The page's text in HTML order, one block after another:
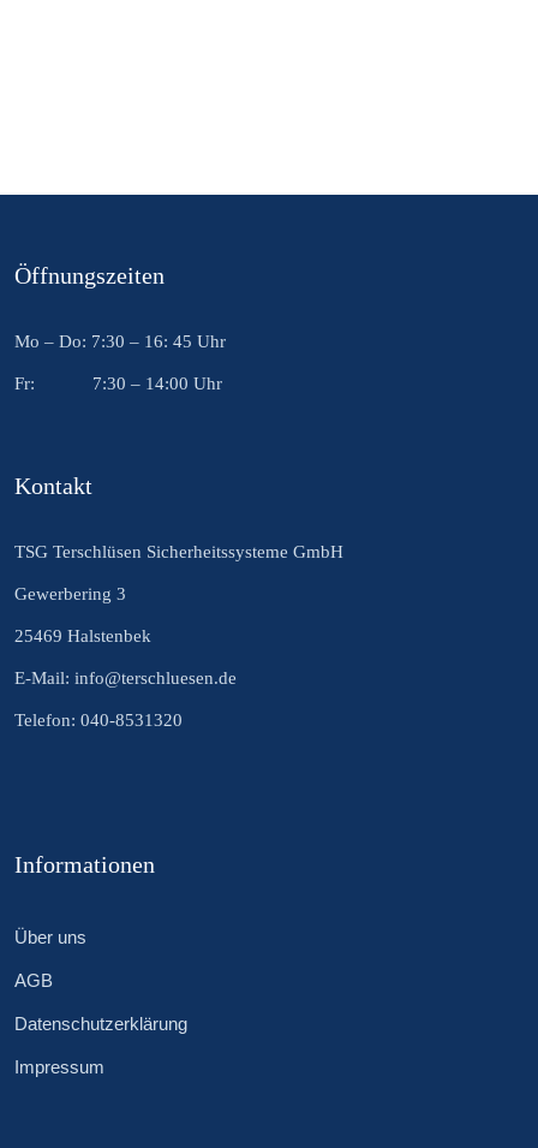
Öffnungszeiten
Mo – Do: 7:30 – 16: 45 Uhr
Fr: 7:30 – 14:00 Uhr
Kontakt
TSG Terschlüsen Sicherheitssysteme GmbH
Gewerbering 3
25469 Halstenbek
E-Mail: info@terschluesen.de
Telefon: 040-8531320
Informationen
Über uns
AGB
Datenschutzerklärung
Impressum